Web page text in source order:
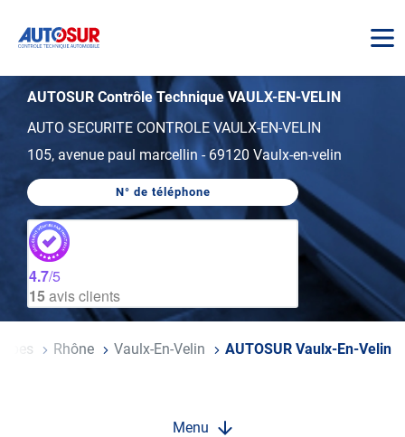
AUTOSUR Contrôle Technique VAULX-EN-VELIN
AUTO SECURITE CONTROLE VAULX-EN-VELIN
105, avenue paul marcellin - 69120 Vaulx-en-velin
N° de téléphone
AFFICHER
LE
VAULX-
EN-
4.7/5
15avis clients
Rhône Vaulx-En-Velin AUTOSUR Vaulx-En-Velin
Menu